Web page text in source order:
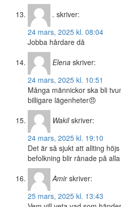
. skriver:
24 mars, 2025 kl. 08:04
Jobba hårdare då
Elena skriver:
24 mars, 2025 kl. 10:51
Många männickor ska bli
billigare lägenheter😠
Wakil skriver:
24 mars, 2025 kl. 19:10
Det är så sjukt att allting
befolkning blir rånade på
Amir skriver:
25 mars, 2025 kl. 13:43